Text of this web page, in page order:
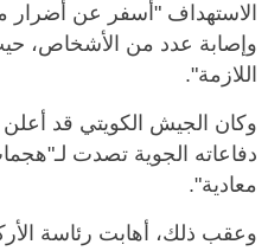
الاستهداف "أسفر عن أضرار
وإصابة عدد من الأشخاص، حيث
اللازمة".
وكان الجيش الكويتي قد أعلن
دفاعاته الجوية تصدت
معادية".
وعقب ذلك، أهابت رئاسة